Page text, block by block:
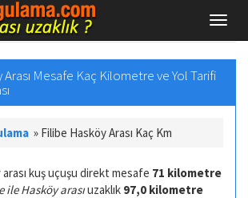
Mesafe Kaç Kilometre ve Yol Tarifi
» Filibe Hasköy Arası Kaç Km
arası kuş uçuşu direkt mesafe 71 kilometre
Hasköy arasıuzaklık 97,0 kilometre